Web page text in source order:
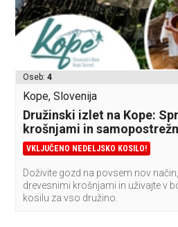
Oseb:4
Kope, Slovenija
Družinski izlet na Kope:
krošnjami in
VKLJUČENO NEDELJSKO KOSILO!
Doživite gozd na povsem nov
drevesnimi krošnjami in uživajte v
kosilu za vso družino.